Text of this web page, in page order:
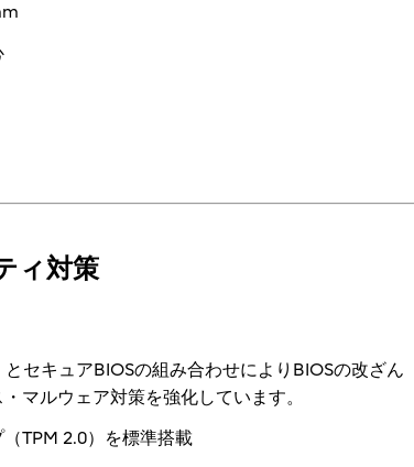
ィ対策
セキュアBIOSの組み合わせによりBIOSの改ざん
マルウェア対策を強化しています。
TPM 2.0）を標準搭載